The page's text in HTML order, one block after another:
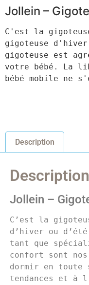
Jollein –
C'est la
gigoteuse
gigoteuse est
votre bébé. La
bébé mobile ne
Description
Description
Jollein –
C’est la
d’hiver ou
tant que
confort sont
dormir en toute
tendances et à